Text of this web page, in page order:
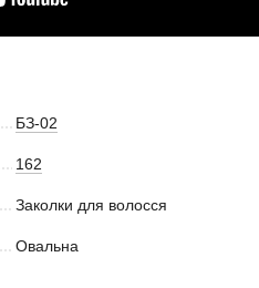
БЗ-02
162
Заколки для волосся
Овальна